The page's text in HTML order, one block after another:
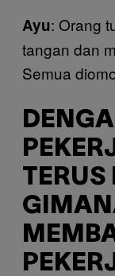
Ayu: Orang
tangan dan
Semua